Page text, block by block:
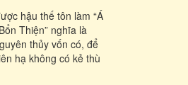
hậu thế tôn làm “Á
Thiện” nghĩa là
thủy vốn có, để
hạ không có kẻ thù